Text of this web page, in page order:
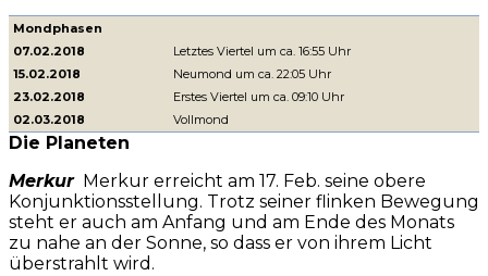
Mondphasen
07.02.2018
Letztes Viertel um ca. 16:55 Uhr
15.02.2018
Neumond um ca. 22:05 Uhr
23.02.2018
Erstes Viertel um ca. 09:10 Uhr
02.03.2018
Vollmond
Die Planeten
MerkurMerkur erreicht am 17. Feb. seine obere
Konjunktionsstellung. Trotz seiner flinken Bewegung
steht er auch am Anfang und am Ende des Monats
zu nahe an der Sonne, so dass er von ihrem Licht
überstrahlt wird.